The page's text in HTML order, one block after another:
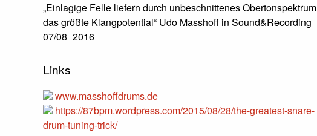
„Einlagige Felle liefern durch unbeschnittenes Obertonspektrum
das größte Klangpotential“ Udo Masshoff in Sound&Recording
07/08_2016
Links
www.masshoffdrums.de
https://87bpm.wordpress.com/2015/08/28/the-greatest-snare-
drum-tuning-trick/